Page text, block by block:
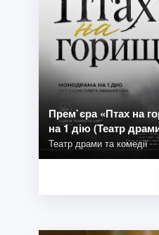
Прем`єра «Птах на
на 1 дію (Театр
Театр драми та комедії